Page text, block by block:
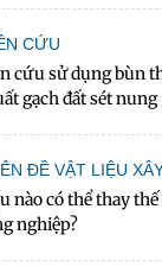
CỨU
cứu sử dụng bùn
gạch đất sét nung
ĐỀ VẬT LIỆU
nào có thể thay
nghiệp?